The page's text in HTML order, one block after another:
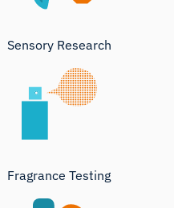
Sensory Research
Fragrance Testing